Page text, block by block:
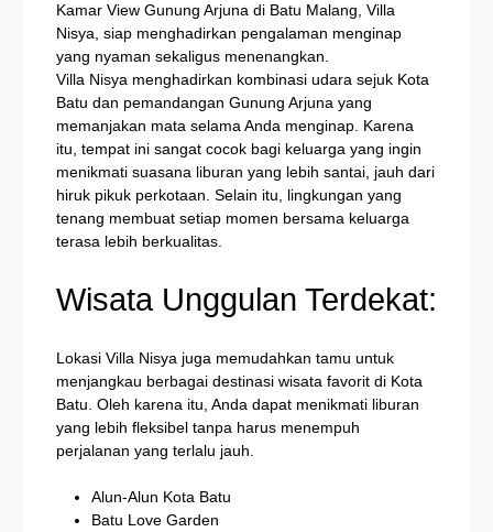
Kamar View Gunung Arjuna di Batu Malang, Villa
Nisya, siap menghadirkan pengalaman menginap
yang nyaman sekaligus menenangkan.
Villa Nisya menghadirkan kombinasi udara sejuk Kota
Batu dan pemandangan Gunung Arjuna yang
memanjakan mata selama Anda menginap. Karena
itu, tempat ini sangat cocok bagi keluarga yang ingin
menikmati suasana liburan yang lebih santai, jauh dari
hiruk pikuk perkotaan. Selain itu, lingkungan yang
tenang membuat setiap momen bersama keluarga
terasa lebih berkualitas.
Wisata Unggulan Terdekat:
Lokasi Villa Nisya juga memudahkan tamu untuk
menjangkau berbagai destinasi wisata favorit di Kota
Batu. Oleh karena itu, Anda dapat menikmati liburan
yang lebih fleksibel tanpa harus menempuh
perjalanan yang terlalu jauh.
Alun-Alun Kota Batu
Batu Love Garden